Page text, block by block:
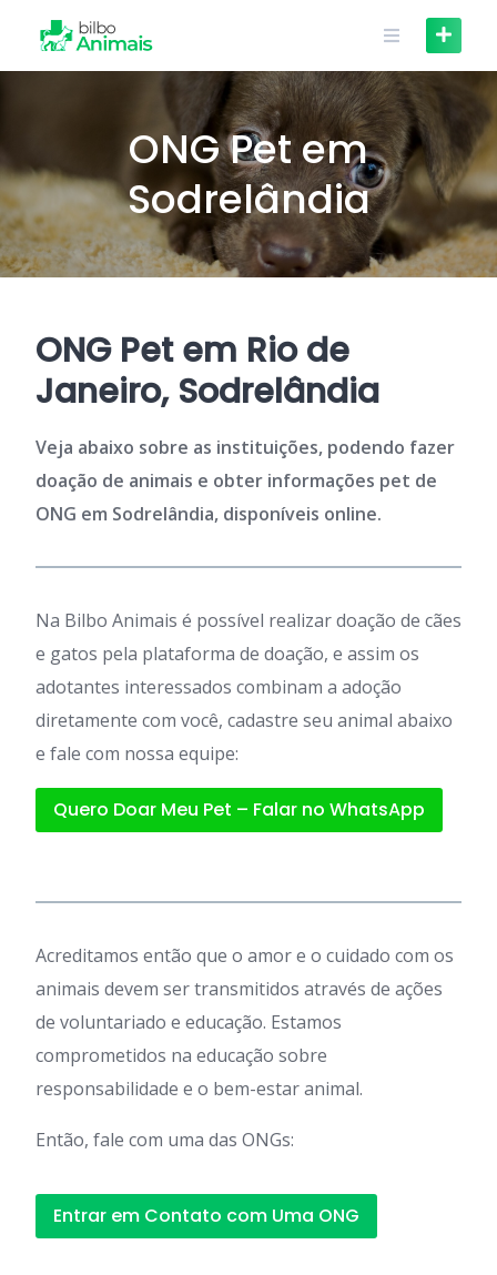
content
ONG Pet em
Sodrelândia
ONG Pet em Rio de
Janeiro, Sodrelândia
Veja abaixo sobre as instituições, podendo fazer
doação de animais e obter informações pet de
ONG em Sodrelândia, disponíveis online.
Na Bilbo Animais é possível realizar doação de cães
e gatos pela plataforma de doação, e assim os
adotantes interessados combinam a adoção
diretamente com você, cadastre seu animal abaixo
e fale com nossa equipe:
Quero Doar Meu Pet – Falar no WhatsApp
Acreditamos então que o amor e o cuidado com os
animais devem ser transmitidos através de ações
de voluntariado e educação. Estamos
comprometidos na educação sobre
responsabilidade e o bem-estar animal.
Então, fale com uma das ONGs:
Entrar em Contato com Uma ONG